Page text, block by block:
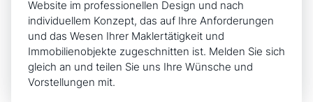
Website im professionellen Design und nach
individuellem Konzept, das auf Ihre Anforderungen
und das Wesen Ihrer Maklertätigkeit und
Immobilienobjekte zugeschnitten ist. Melden Sie sich
gleich an und teilen Sie uns Ihre Wünsche und
Vorstellungen mit.